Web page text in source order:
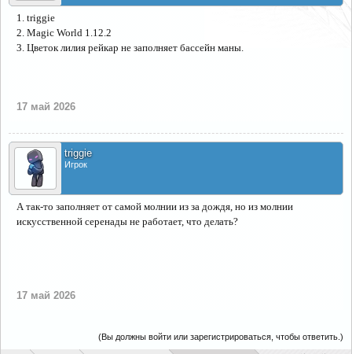
1. triggie
2. Magic World 1.12.2
3. Цветок лилия рейкар не заполняет бассейн маны.
17 май 2026
triggie
Игрок
А так-то заполняет от самой молнии из за дождя, но из молнии
искусственной серенады не работает, что делать?
17 май 2026
(Вы должны войти или зарегистрироваться, чтобы ответить.)